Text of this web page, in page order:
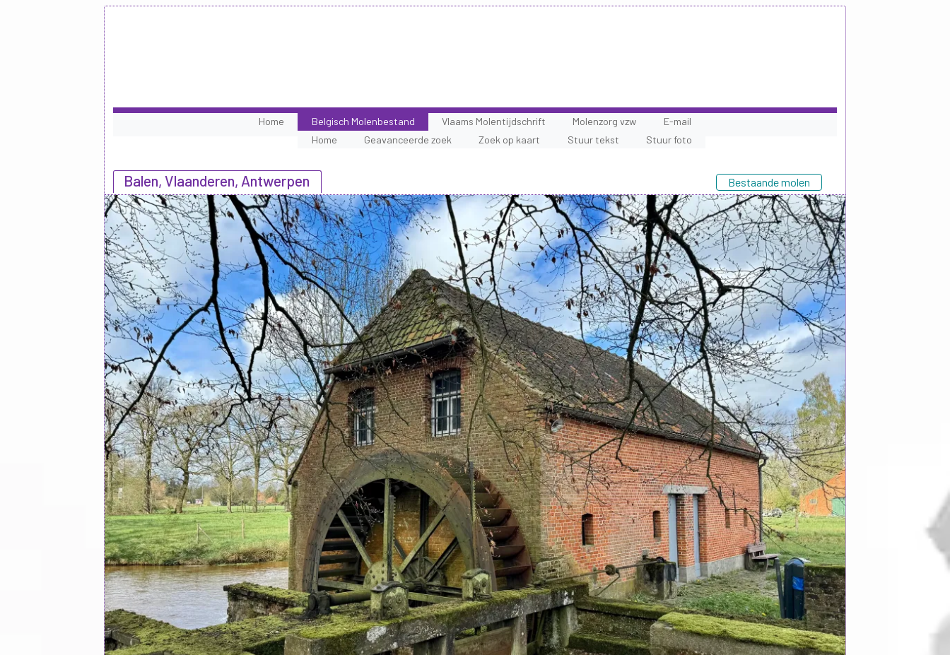
Home
Belgisch Molenbestand
Home
Geavanceerde zoek Zoek op kaart Stuur tekst Stuur foto
Vlaams Molentijdschrift Molenzorg vzw E-mail
Balen, Vlaanderen, Antwerpen Bestaande molen